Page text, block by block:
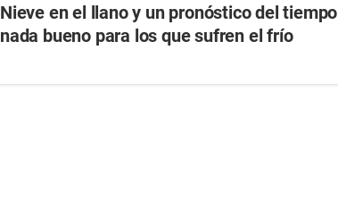
Nieve en el llano y un pronóstico del tiempo
nada bueno para los que sufren el frío